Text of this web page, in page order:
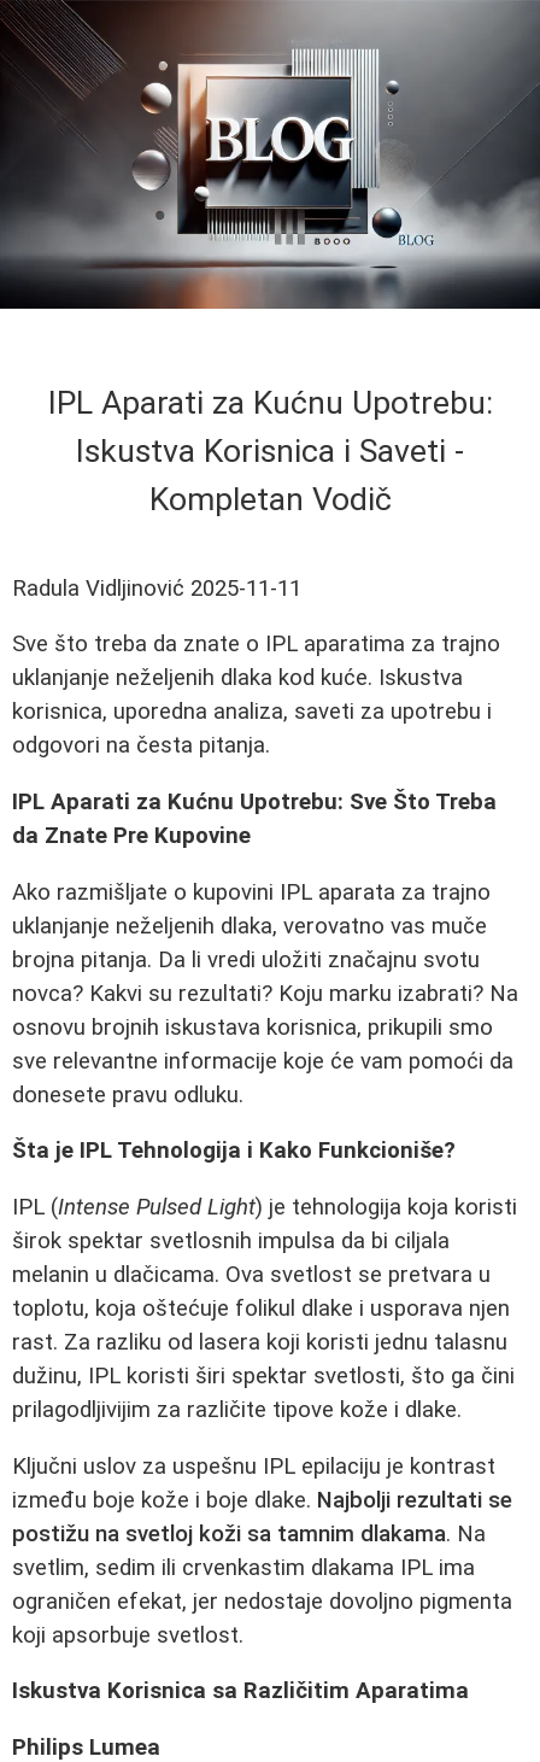
IPL Aparati za Kućnu Upotrebu:
Iskustva Korisnica i Saveti -
Kompletan Vodič
Radula Vidljinović 2025-11-11
Sve što treba da znate o IPL aparatima za trajno
uklanjanje neželjenih dlaka kod kuće. Iskustva
korisnica, uporedna analiza, saveti za upotrebu i
odgovori na česta pitanja.
IPL Aparati za Kućnu Upotrebu: Sve Što Treba
da Znate Pre Kupovine
Ako razmišljate o kupovini IPL aparata za trajno
uklanjanje neželjenih dlaka, verovatno vas muče
brojna pitanja. Da li vredi uložiti značajnu svotu
novca? Kakvi su rezultati? Koju marku izabrati? Na
osnovu brojnih iskustava korisnica, prikupili smo
sve relevantne informacije koje će vam pomoći da
donesete pravu odluku.
Šta je IPL Tehnologija i Kako Funkcioniše?
IPL (Intense Pulsed Light) je tehnologija koja koristi
širok spektar svetlosnih impulsa da bi ciljala
melanin u dlačicama. Ova svetlost se pretvara u
toplotu, koja oštećuje folikul dlake i usporava njen
rast. Za razliku od lasera koji koristi jednu talasnu
dužinu, IPL koristi širi spektar svetlosti, što ga čini
prilagodljivijim za različite tipove kože i dlake.
Ključni uslov za uspešnu IPL epilaciju je kontrast
između boje kože i boje dlake. Najbolji rezultati se
postižu na svetloj koži sa tamnim dlakama. Na
svetlim, sedim ili crvenkastim dlakama IPL ima
ograničen efekat, jer nedostaje dovoljno pigmenta
koji apsorbuje svetlost.
Iskustva Korisnica sa Različitim Aparatima
Philips Lumea